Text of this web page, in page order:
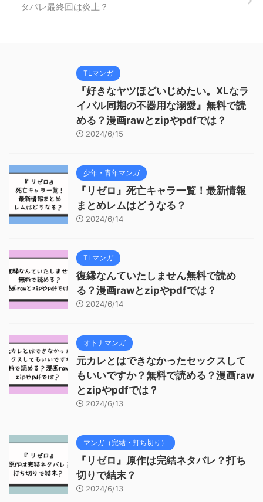
タバレ最終回は炎上？
TLマンガ
『好きなヤツほどいじめたい。XLなラ
イバル同期の不器用な溺愛』無料で読
める？漫画rawとzipやpdfでは？
2024/6/15
少年・青年マンガ
『リゼロ』死亡キャラ一覧！最新情報
まとめレムはどうなる？
2024/6/14
TLマンガ
復縁なんていたしません無料で読め
る？漫画rawとzipやpdfでは？
2024/6/14
オトナマンガ
元カレとはできなかったセックスして
もいいですか？無料で読める？漫画raw
とzipやpdfでは？
2024/6/13
マンガ（完結・打ち切り）
『リゼロ』原作は完結ネタバレ？打ち
切りで結末？
2024/6/13